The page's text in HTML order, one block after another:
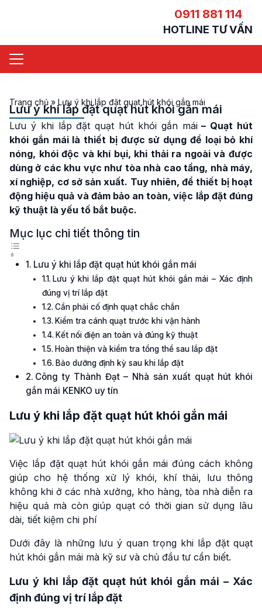
0911 881 114
HOTLINE TƯ VẤN
Trang chủ » Lưu ý khi lắp đặt quạt hút khói gắn mái
Lưu ý khi lắp đặt quạt hút khói gắn mái
Lưu ý khi lắp đặt quạt hút khói gắn mái– Quạt hút
khói gắn mái là thiết bị được sử dụng để loại bỏ khí
nóng, khói độc và khí bụi, khi thải ra ngoài và được
dùng ở các khu vực như tòa nhà cao tầng, nhà máy,
xí nghiệp, cơ sở sản xuất. Tuy nhiên, để thiết bị hoạt
động hiệu quả và đảm bảo an toàn, việc lắp đặt đúng
kỹ thuật là yếu tố bắt buộc.
Mục lục chi tiết thông tin
Lưu ý khi lắp đặt quạt hút khói gắn mái
Lưu ý khi lắp đặt quạt hút khói gắn mái – Xác định
đúng vị trí lắp đặt
Cần phải cố định quạt chắc chắn
Kiểm tra cánh quạt trước khi vận hành
Kết nối điện an toàn và đúng kỹ thuật
Hoàn thiện và kiểm tra tổng thể sau lắp đặt
Bảo dưỡng định kỳ sau khi lắp đặt
Công ty Thành Đạt – Nhà sản xuất quạt hút khói
gắn mái KENKO uy tín
Lưu ý khi lắp đặt quạt hút khói gắn mái
Việc lắp đặt quạt hút khói gắn mái đúng cách không
giúp cho hệ thống xử lý khói, khí thải, lưu thông
không khi ở các nhà xưởng, kho hàng, tòa nhà diễn ra
hiệu quả mà còn giúp quạt có thời gian sử dụng lâu
dài, tiết kiệm chi phí
Dưới đây là những lưu ý quan trọng khi lắp đặt quạt
hút khói gắn mái mà kỹ sư và chủ đầu tư cần biết.
Lưu ý khi lắp đặt quạt hút khói gắn mái – Xác
định đúng vị trí lắp đặt